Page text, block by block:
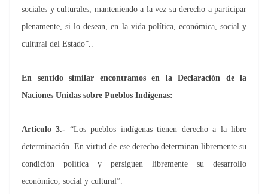
sociales y culturales, manteniendo a la vez su derecho a participar
plenamente, si lo desean, en la vida política, económica, social y
cultural del Estado”..
En sentido similar encontramos en la Declaración de la
Naciones Unidas sobre Pueblos Indígenas:
Artículo 3.- “Los pueblos indígenas tienen derecho a la libre
determinación. En virtud de ese derecho determinan libremente su
condición política y persiguen libremente su desarrollo
económico, social y cultural”.